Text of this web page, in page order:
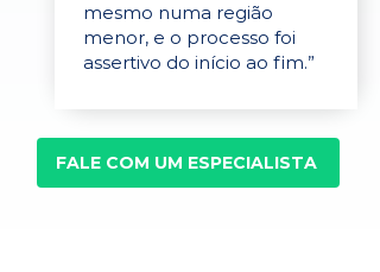
mesmo numa região
menor, e o processo foi
assertivo do início ao fim.”
FALE COM UM ESPECIALISTA